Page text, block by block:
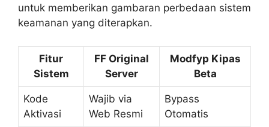
untuk memberikan gambaran perbedaan sistem
keamanan yang diterapkan.
Fitur
Sistem
FF Original
Server
Modfyp Kipas
Beta
Kode
Aktivasi
Wajib via
Web Resmi
Bypass
Otomatis